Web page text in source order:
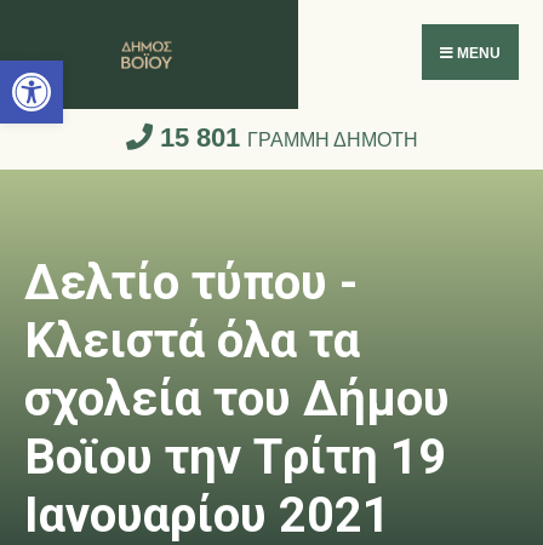
Ανοίξτε τη γραμμή εργαλείων
MENU
15 801 ΓΡΑΜΜΗ ΔΗΜΟΤΗ
Δελτίο τύπου -
Κλειστά όλα τα
σχολεία του Δήμου
Βοϊου την Tρίτη 19
Ιανουαρίου 2021